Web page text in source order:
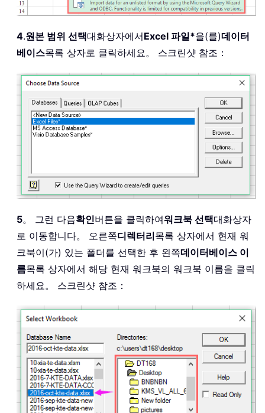
4.원본 범위 선택대화상자에서Excel 파일*을(를)데이터
베이스목록 상자로 클릭하세요。 스크린샷 참조：
5。 그런 다음확인버튼을 클릭하여워크북 선택대화상자
로 이동합니다。 오른쪽디렉터리목록 상자에서 현재 워
크북이(가) 있는 폴더를 선택한 후 왼쪽데이터베이스 이
름목록 상자에서 해당 현재 워크북의 워크북 이름을 클릭
하세요。 스크린샷 참조：